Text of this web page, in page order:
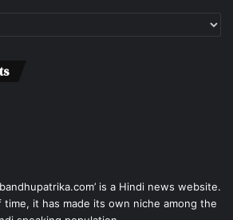
is a Hindi news website.
it has made its own niche among the